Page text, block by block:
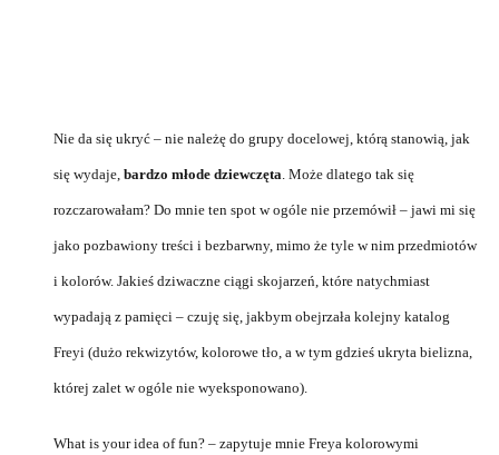
Nie da się ukryć – nie należę do grupy docelowej, którą stanowią, jak
się wydaje, bardzo młode dziewczęta. Może dlatego tak się
rozczarowałam? Do mnie ten spot w ogóle nie przemówił – jawi mi się
jako pozbawiony treści i bezbarwny, mimo że tyle w nim przedmiotów
i kolorów. Jakieś dziwaczne ciągi skojarzeń, które natychmiast
wypadają z pamięci – czuję się, jakbym obejrzała kolejny katalog
Freyi (dużo rekwizytów, kolorowe tło, a w tym gdzieś ukryta bielizna,
której zalet w ogóle nie wyeksponowano).
What is your idea of fun? – zapytuje mnie Freya kolorowymi